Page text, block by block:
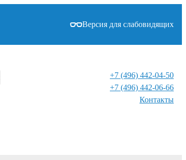
Версия для слабовидящих
+7 (496) 442-04-50
+7 (496) 442-06-66
Контакты⁠